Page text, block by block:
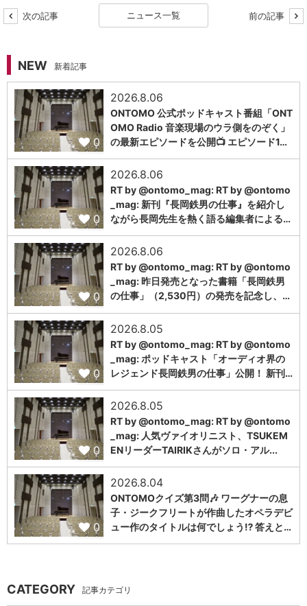
次の記事 ニュース一覧 前の記事
NEW 新着記事
0
2026.8.06
ONTOMO 公式ポッドキャスト番組「ONT
OMO Radio 音楽現場のウラ側をのぞく」
の最新エピソードを公開📺 エピソード1…
0
2026.8.06
RT by @ontomo_mag: RT by @ontomo
_mag: 新刊『長岡鉄男の仕事』を紹介し
ながら長岡先生を熱く語る編集者による…
0
2026.8.06
RT by @ontomo_mag: RT by @ontomo
_mag: 昨日発売となった書籍「長岡鉄男
の仕事」（2,530円）の発売を記念し、…
0
2026.8.05
RT by @ontomo_mag: RT by @ontomo
_mag: ポッドキャスト「オーディオ界の
レジェンド長岡鉄男の仕事」公開！ 新刊…
0
2026.8.05
RT by @ontomo_mag: RT by @ontomo
_mag: 人気ヴァイオリニスト、TSUKEM
ENリーダーTAIRIKさんがソロ・アル...
0
2026.8.04
ONTOMOクイズ第3問🎶 ワーグナーの息
子・ジークフリートが作曲したオペラデビ
ュー作のタイトルは何でしょう⁉️ 答えと…
CATEGORY 記事カテゴリ